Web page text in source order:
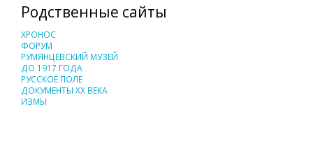
Родственные сайты
ХРОНОС
ФОРУМ
РУМЯНЦЕВСКИЙ МУЗЕЙ
ДО 1917 ГОДА
РУССКОЕ ПОЛЕ
ДОКУМЕНТЫ XX ВЕКА
ИЗМЫ